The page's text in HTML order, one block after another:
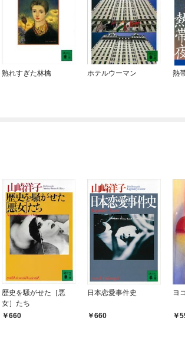
熟れすぎた林檎 ホテルウーマン 熱
歴史を騒がせた［悪
女］たち
660
日本恋愛事件史
660
ヨ